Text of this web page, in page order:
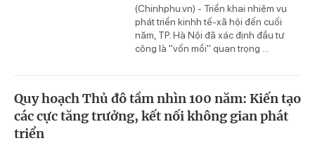
(Chinhphu.vn) - Triển khai nhiệm vụ
phát triển kinhh tế-xã hội đến cuối
năm, TP. Hà Nội đã xác định đầu tư
công là "vốn mồi" quan trọng ...
Quy hoạch Thủ đô tầm nhìn 100 năm: Kiến tạo
các cực tăng trưởng, kết nối không gian phát
triển